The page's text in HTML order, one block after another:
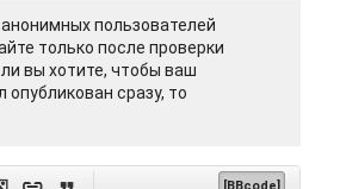
пользователей
только после проверки
вы хотите, чтобы ваш
сразу, то